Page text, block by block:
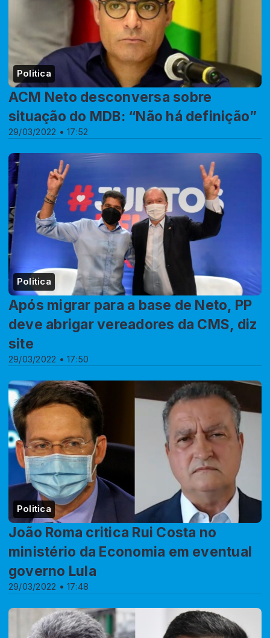
Politica
29/03/2022 • 17:52
ACM Neto desconversa sobre
situação do MDB: “Não há definição”
Politica
29/03/2022 • 17:50
Após migrar para a base de Neto, PP
deve abrigar vereadores da CMS, diz
site
Politica
29/03/2022 • 17:48
João Roma critica Rui Costa no
ministério da Economia em eventual
governo Lula